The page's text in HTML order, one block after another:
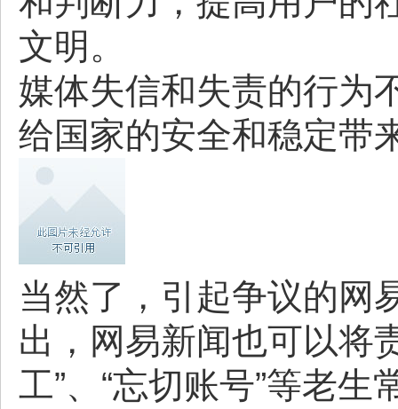
文明。
媒体失信和失责的行为
给国家的安全和稳定带
当然了，引起争议的网
出，网易新闻也可以将
工”、“忘切账号”等老